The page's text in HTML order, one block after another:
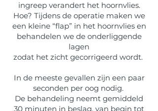
ingreep verandert het hoornvlies.
Hoe? Tijdens de operatie maken we
een kleine “flap” in het hoornvlies en
behandelen we de onderliggende
lagen
zodat het zicht gecorrigeerd wordt.
In de meeste gevallen zijn een paar
seconden per oog nodig.
De behandeling neemt gemiddeld
30 minuten in beslag, van begin tot